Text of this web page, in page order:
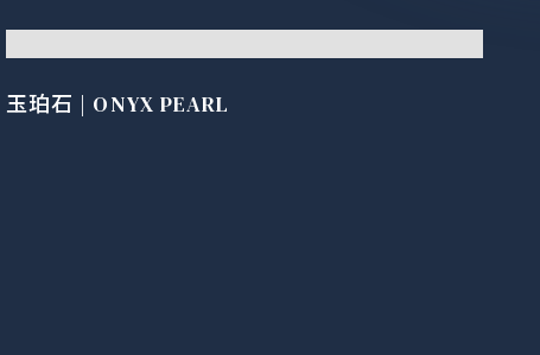
玉珀石 | ONYX PEARL